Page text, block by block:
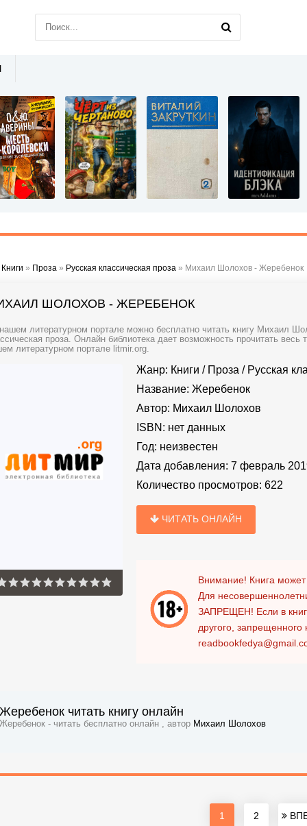
Книги » Проза » Русская классическая проза » Михаил Шолохов - Жеребенок
ШОЛОХОВ - ЖЕРЕБЕНОК
литературном портале можно бесплатно читать книгу Михаил
проза. Онлайн библиотека дает возможность прочитать
литературном портале litmir.org.
Жанр: Книги / Проза / Русская
Название: Жеребенок
Автор: Михаил Шолохов
ISBN: нет данных
Год: неизвестен
Дата добавления: 7 февраль
Количество просмотров: 622
ЧИТАТЬ ОНЛАЙН
Внимание! Книга может
Для
ЗАПРЕЩЕН! Если в
другого, запрещенного
Жеребенок читать книгу онлайн
Жеребенок - читать бесплатно онлайн , автор Михаил Шолохов
1 2